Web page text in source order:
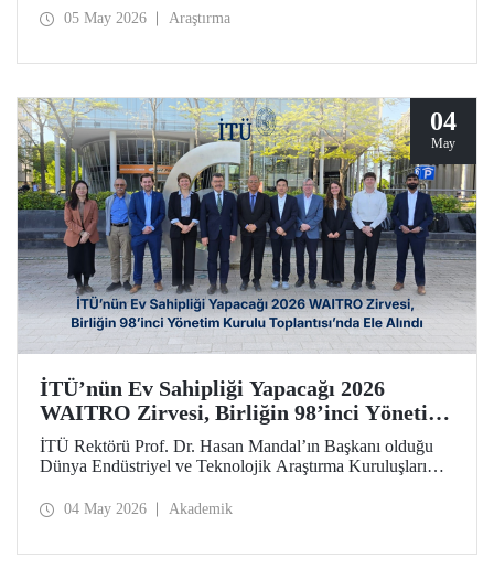
Precision Agriculture) Projesi, Avrupa Birliği Erasmus+
05 May 2026 Araştırma
04
May
İTÜ’nün Ev Sahipliği Yapacağı 2026
WAITRO Zirvesi, Birliğin 98’inci Yönetim
Kurulu Toplantısı’nda Ele Alındı
İTÜ Rektörü Prof. Dr. Hasan Mandal’ın Başkanı olduğu
Dünya Endüstriyel ve Teknolojik Araştırma Kuruluşları
yapıldı. Köln’deki toplantının gündem başlıkları arasında
04 May 2026 Akademik